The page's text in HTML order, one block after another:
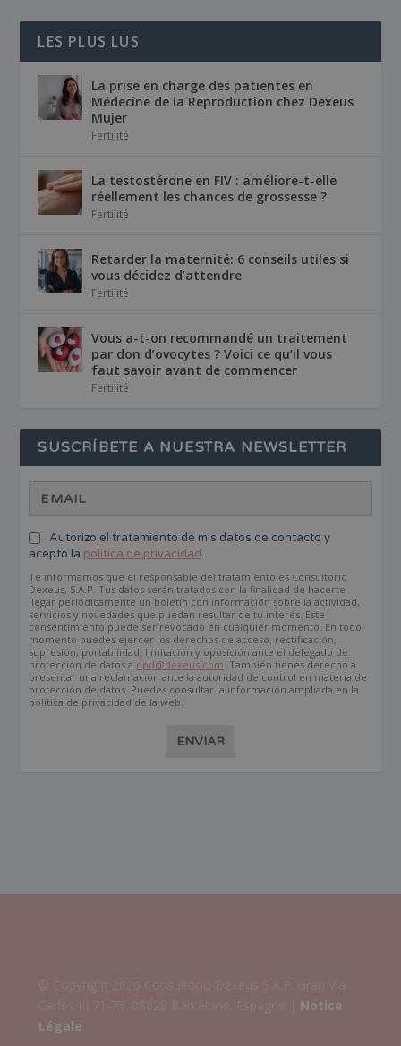
LES PLUS LUS
La prise en charge des patientes en
Médecine de la Reproduction chez Dexeus
Mujer
Fertilité
La testostérone en FIV : améliore-t-elle
réellement les chances de grossesse ?
Fertilité
Retarder la maternité: 6 conseils utiles si
vous décidez d’attendre
Fertilité
Vous a-t-on recommandé un traitement
par don d’ovocytes ? Voici ce qu’il vous
faut savoir avant de commencer
Fertilité
SUSCRÍBETE A NUESTRA NEWSLETTER
Autorizo el tratamiento de mis datos de contacto y
acepto la política de privacidad.
Te informamos que el responsable del tratamiento es Consultorio
Dexeus, S.A.P. Tus datos serán tratados con la finalidad de hacerte
llegar periódicamente un boletín con información sobre la actividad,
servicios y novedades que puedan resultar de tu interés. Este
consentimiento puede ser revocado en cualquier momento. En todo
momento puedes ejercer los derechos de acceso, rectificación,
supresión, portabilidad, limitación y oposición ante el delegado de
protección de datos a dpd@dexeus.com. También tienes derecho a
presentar una reclamación ante la autoridad de control en materia de
protección de datos. Puedes consultar la información ampliada en la
política de privacidad de la web.
ENVIAR
Notice
Légale